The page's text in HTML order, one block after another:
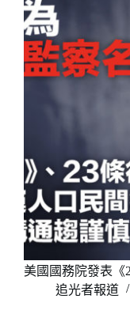
美國國務院發表
追光者報道